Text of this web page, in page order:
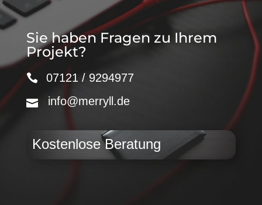
Sie haben Fragen zu Ihrem
Projekt?
07121 / 9294977
info@merryll.de
Kostenlose Beratung